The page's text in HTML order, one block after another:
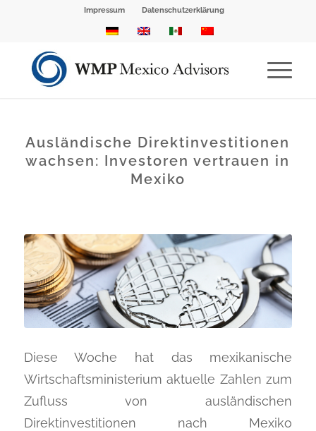
Impressum Datenschutzerklärung
Ausländische Direktinvestitionen
wachsen: Investoren vertrauen in
Mexiko
Diese Woche hat das mexikanische
Wirtschaftsministerium aktuelle Zahlen zum
Zufluss von ausländischen
Direktinvestitionen nach Mexiko